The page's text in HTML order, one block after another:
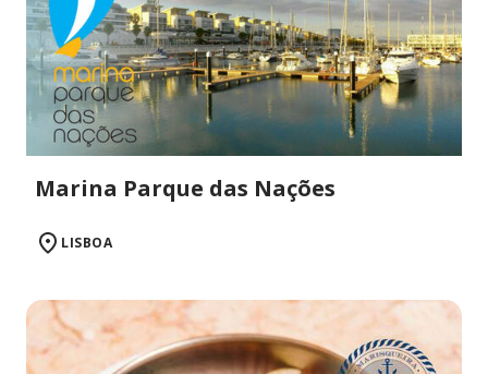
Marina Parque das Nações
LISBOA